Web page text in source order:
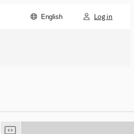
English Log in